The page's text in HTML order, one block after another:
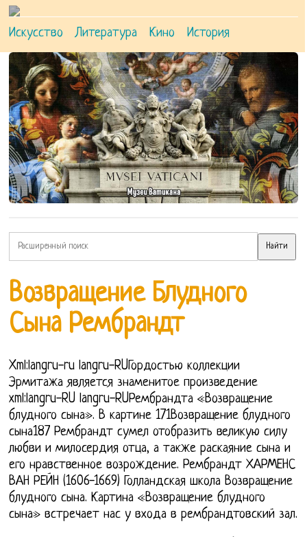
Искусство Литература Кино История
Возвращение Блудного
Сына Рембрандт
Xml:langru-ru langru-RUГордостью коллекции
Эрмитажа является знаменитое произведение
xml:langru-RU langru-RUРембрандта «Возвращение
блудного сына». В картине 171Возвращение блудного
сына187 Рембрандт сумел отобразить великую силу
любви и милосердия отца, а также раскаяние сына и
его нравственное возрождение. Рембрандт ХАРМЕНС
ВАН РЕЙН (1606-1669) Голландская школа Возвращение
блудного сына. Картина «Возвращение блудного
сына» встречает нас у входа в рембрандтовский зал.